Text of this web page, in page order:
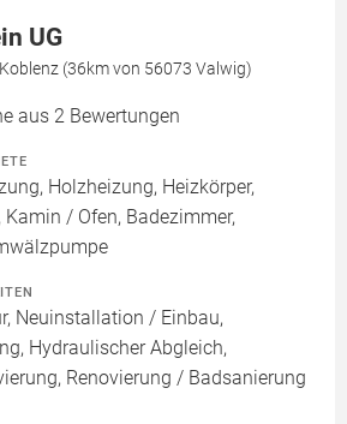
UG
(36km von 56073 Valwig)
aus 2 Bewertungen
Holzheizung, Heizkörper,
/ Ofen, Badezimmer,
Neuinstallation / Einbau,
Hydraulischer Abgleich,
Renovierung / Badsanierung